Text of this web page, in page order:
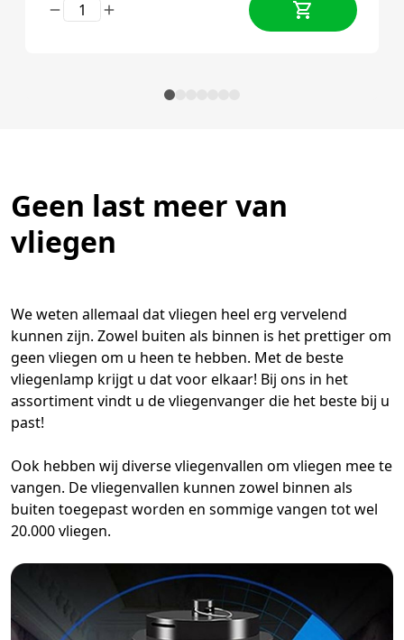
Geen last meer van
vliegen
We weten allemaal dat vliegen heel erg vervelend
kunnen zijn. Zowel buiten als binnen is het prettiger om
geen vliegen om u heen te hebben. Met de beste
vliegenlamp krijgt u dat voor elkaar! Bij ons in het
assortiment vindt u de vliegenvanger die het beste bij u
past!
Ook hebben wij diverse vliegenvallen om vliegen mee te
vangen. De vliegenvallen kunnen zowel binnen als
buiten toegepast worden en sommige vangen tot wel
20.000 vliegen.